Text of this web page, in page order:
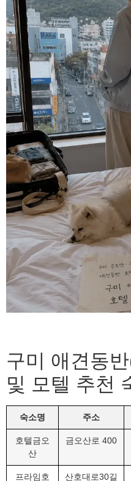
구미 애견동
및 모텔 추천
숙소명 주소
호텔금오
산
금오산로 400
프라임호
산호대로30길